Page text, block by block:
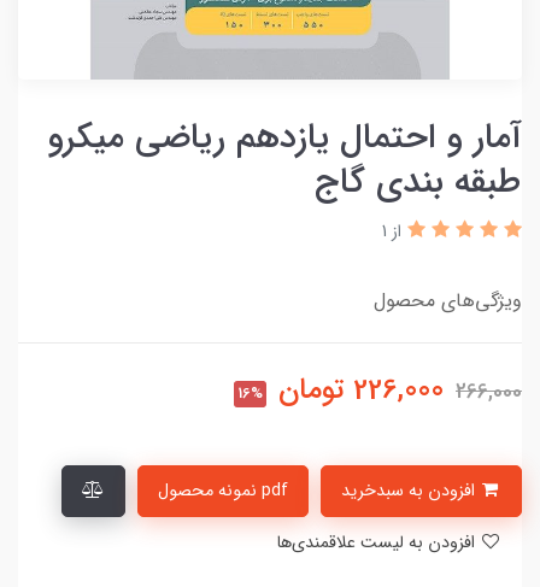
آمار و احتمال یازدهم ریاضی میکرو
طبقه بندی گاج
از 1
ویژگی‌های محصول
266,000
226,000 تومان 16%
pdf نمونه محصول